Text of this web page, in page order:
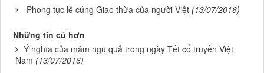
Phong tục lễ cúng Giao thừa của người Việt (13/07/2016)
Những tin cũ hơn
Ý nghĩa của mâm ngũ quả trong ngày Tết cổ truyền Việt
Nam (13/07/2016)